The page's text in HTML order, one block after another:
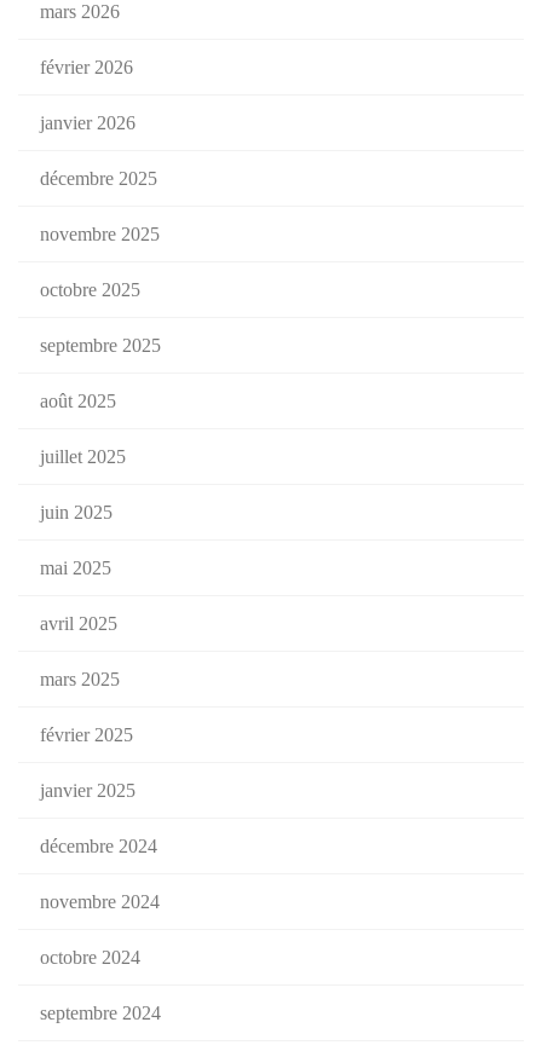
mars 2026
février 2026
janvier 2026
décembre 2025
novembre 2025
octobre 2025
septembre 2025
août 2025
juillet 2025
juin 2025
mai 2025
avril 2025
mars 2025
février 2025
janvier 2025
décembre 2024
novembre 2024
octobre 2024
septembre 2024